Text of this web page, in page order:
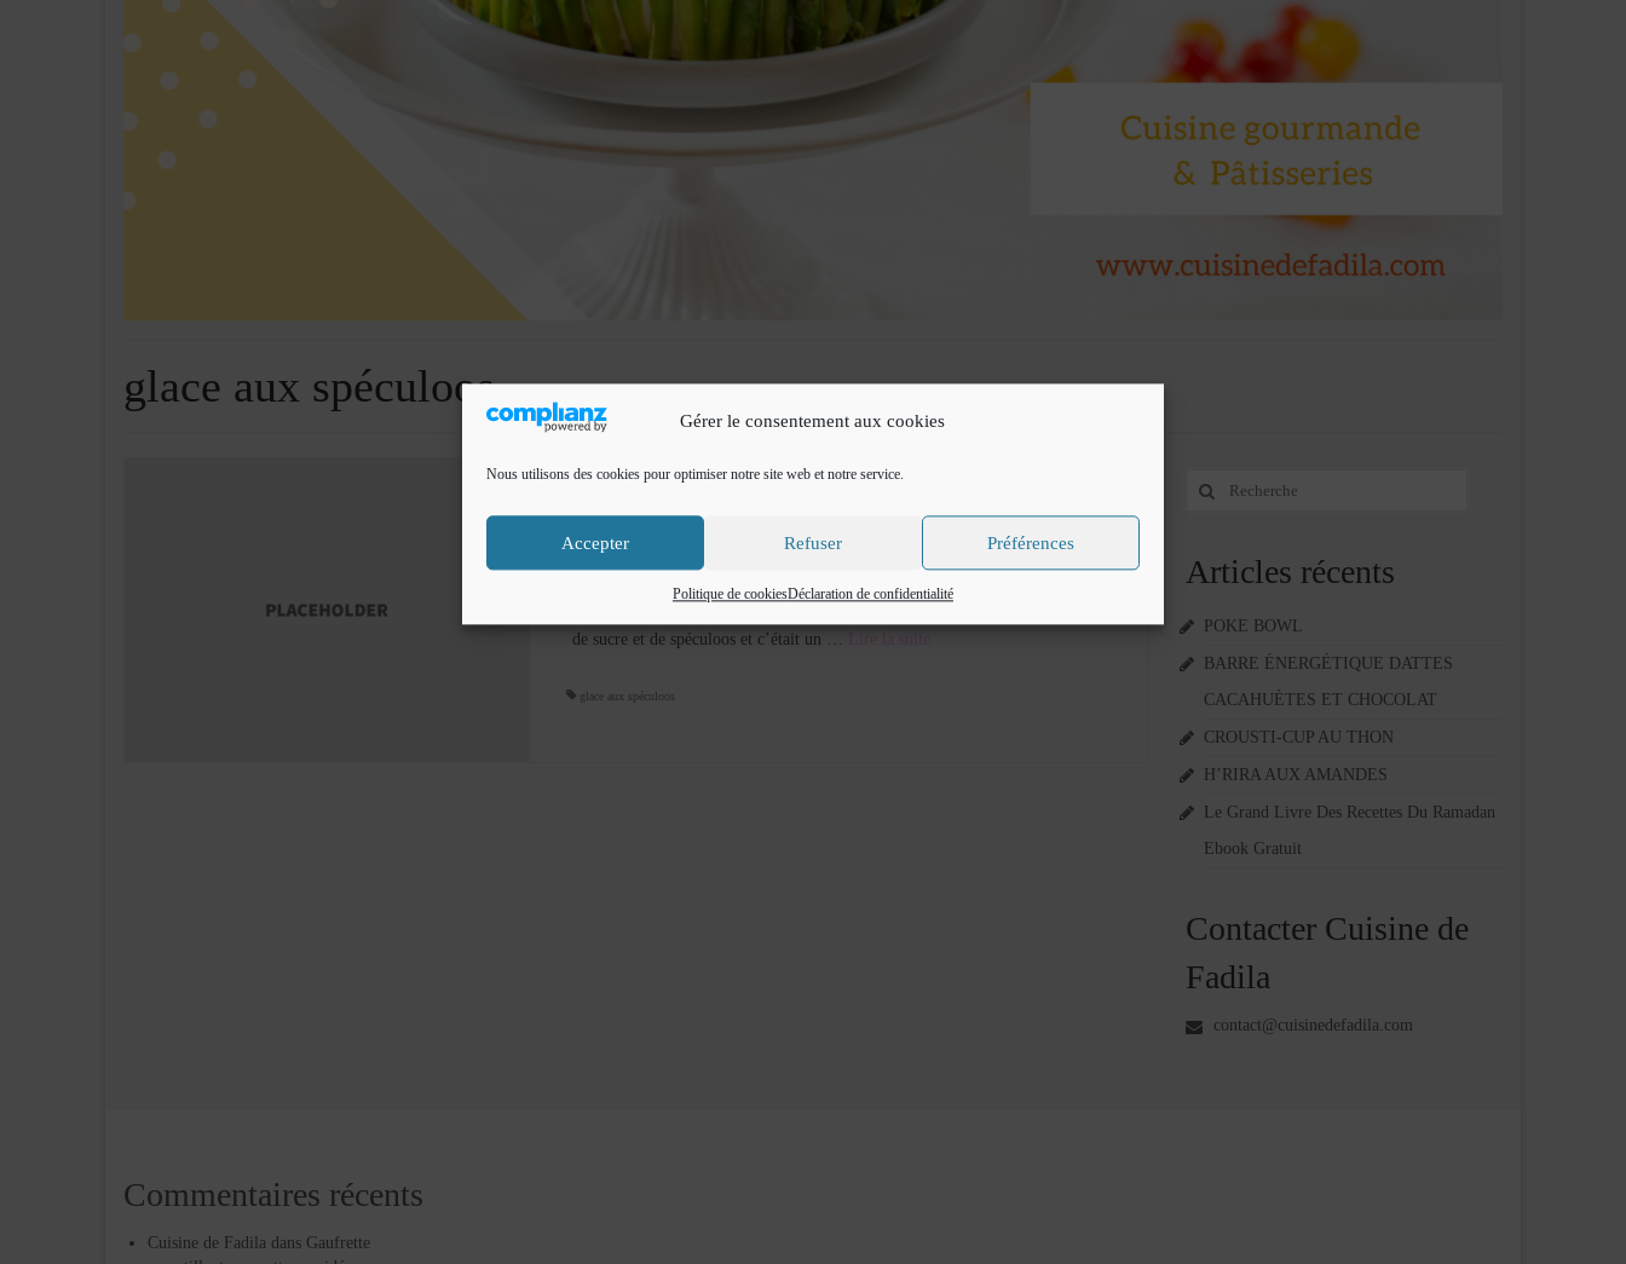
Gérer le consentement aux cookies
Nous utilisons des cookies pour optimiser notre site web et notre service.
Accepter Refuser Préférences
Politique de cookiesDéclaration de confidentialité
glace aux spéculoos
JAN 2011
Glace aux spéculoos
parCuisine de Fadila
Une glace que nous avons gouté chez ma belle sœur pour le repas de Noël et nous
de sucre et de spéculoos et c’était un …
glace aux spéculoos
Rechercher
Articles récents
POKE BOWL
BARRE ÉNERGÉTIQUE DATTES
CACAHUÈTES ET CHOCOLAT
CROUSTI-CUP AU THON
H’RIRA AUX AMANDES
Le Grand Livre Des Recettes Du Ramadan
Ebook Gratuit
Contacter Cuisine de
Fadila
contact@cuisinedefadila.com
Commentaires récents
Cuisine de Fadila dans Gaufrette